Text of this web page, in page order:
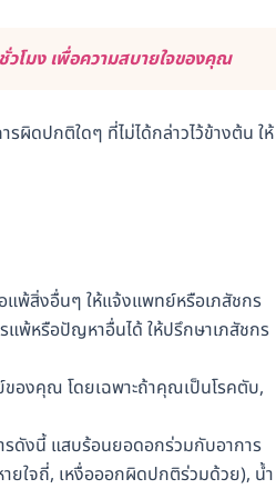
โมง เพื่อความสบายใจของคุณ
ผิดปกติใดๆ ที่ไม่ได้กล่าวไว้ข้างต้น ให้
แพ้สิ่งอื่นๆ ให้แจ้งแพทย์หรือเภสัชกร
พ้หรือปัญหาอื่นได้ ให้ปรึกษาเภสัชกร
องคุณ โดยเฉพาะถ้าคุณเป็นโรคตับ,
ดังนี้ แสบร้อนยอดอกร่วมกับอาการ
ยใจถี่, เหงื่อออกผิดปกติร่วมด้วย), น้ำ